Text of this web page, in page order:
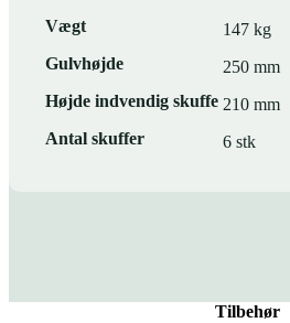
Vægt
147 kg
Gulvhøjde
250 mm
Højde indvendig skuffe 210 mm
Antal skuffer
6 stk
Tilbehør